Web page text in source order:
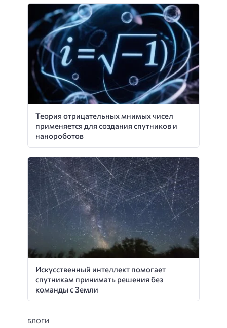
Теория отрицательных мнимых чисел
применяется для создания спутников и
нанороботов
Искусственный интеллект помогает
спутникам принимать решения без
команды с Земли
БЛОГИ